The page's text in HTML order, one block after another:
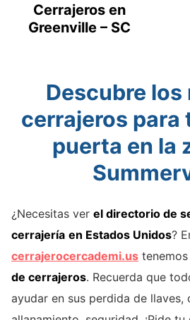
Cerrajeros en
Greenville – SC
Descubre los
cerrajeros para
puerta en la
¿Necesitas ver el directorio de
cerrajería en Estados Unidos?
cerrajerocercademi.us tenemos
de cerrajeros. Recuerda que
ayudar en sus perdida de llaves,